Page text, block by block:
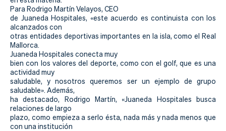
Para Rodrigo Martín Velayos, CEO
de Juaneda Hospitales, «este acuerdo es continuista con los
alcanzados con
otras entidades deportivas importantes en la isla, como el Real
Mallorca.
Juaneda Hospitales conecta muy
bien con los valores del deporte, como con el golf, que es una
actividad muy
saludable, y nosotros queremos ser un ejemplo de grupo
saludable». Además,
ha destacado, Rodrigo Martín, «Juaneda Hospitales busca
relaciones de largo
plazo, como empieza a serlo ésta, nada más y nada menos que
con una institución